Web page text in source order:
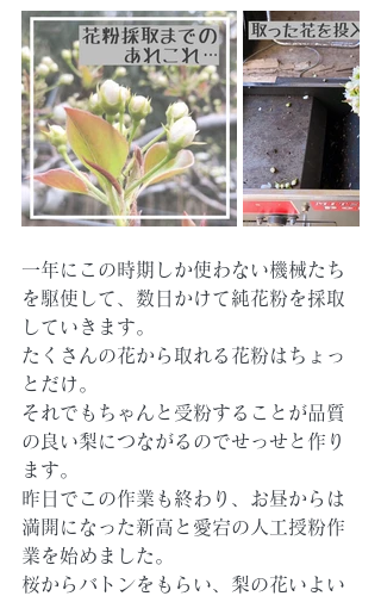
一年にこの時期しか使わない機械たち
を駆使して、数日かけて純花粉を採取
していきます。
たくさんの花から取れる花粉はちょっ
とだけ。
それでもちゃんと受粉することが品質
の良い梨につながるのでせっせと作り
ます。
昨日でこの作業も終わり、お昼からは
満開になった新高と愛宕の人工授粉作
業を始めました。
桜からバトンをもらい、梨の花いよい